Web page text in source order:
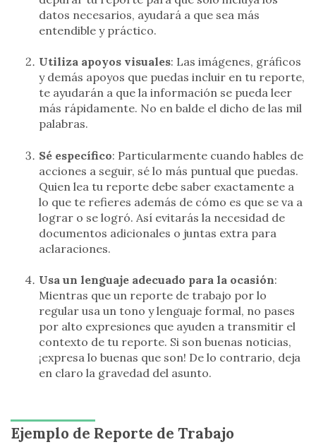
datos necesarios, ayudará a que sea más
entendible y práctico.
Utiliza apoyos visuales: Las imágenes, gráficos
y demás apoyos que puedas incluir en tu reporte,
te ayudarán a que la información se pueda leer
más rápidamente. No en balde el dicho de las mil
palabras.
Sé específico: Particularmente cuando hables de
acciones a seguir, sé lo más puntual que puedas.
Quien lea tu reporte debe saber exactamente a
lo que te refieres además de cómo es que se va a
lograr o se logró. Así evitarás la necesidad de
documentos adicionales o juntas extra para
aclaraciones.
Usa un lenguaje adecuado para la ocasión:
Mientras que un reporte de trabajo por lo
regular usa un tono y lenguaje formal, no pases
por alto expresiones que ayuden a transmitir el
contexto de tu reporte. Si son buenas noticias,
¡expresa lo buenas que son! De lo contrario, deja
en claro la gravedad del asunto.
Ejemplo de Reporte de Trabajo